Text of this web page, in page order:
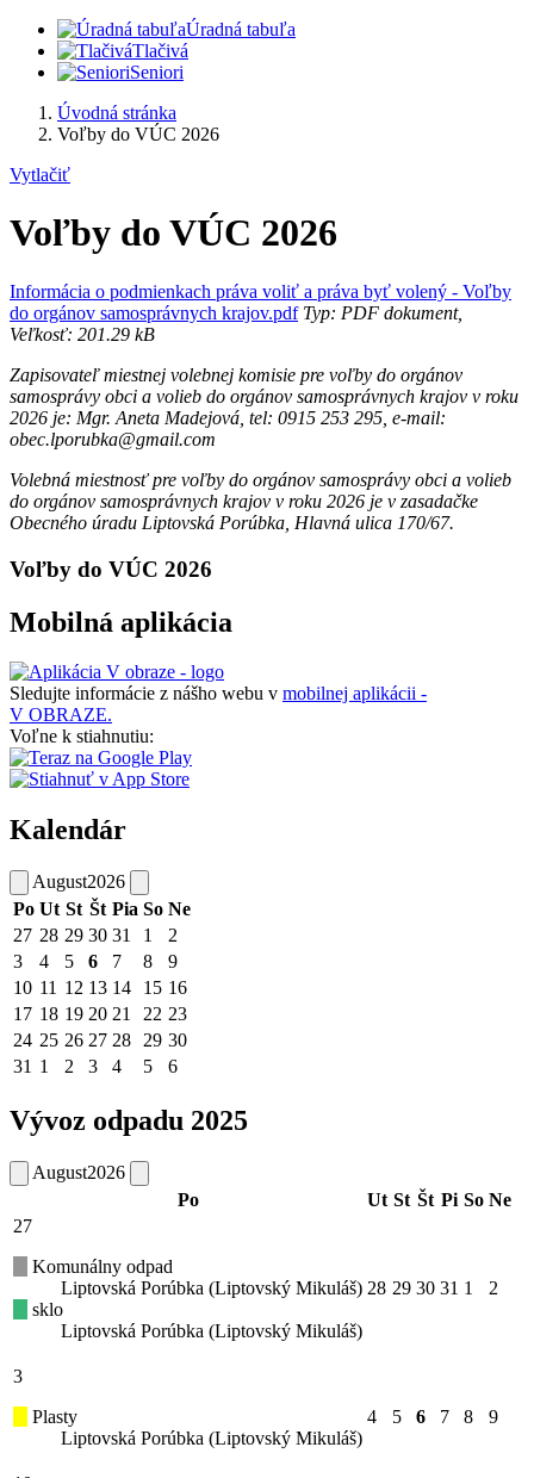
Úradná tabuľa
Tlačivá
Seniori
Úvodná stránka
Voľby do VÚC 2026
Vytlačiť
Voľby do VÚC 2026
Informácia o podmienkach práva voliť a práva byť volený - Voľby
do orgánov samosprávnych krajov.pdfTyp: PDF dokument,
Veľkosť: 201.29 kB
Zapisovateľ miestnej volebnej komisie pre voľby do orgánov
samosprávy obci a volieb do orgánov samosprávnych krajov v roku
2026 je: Mgr. Aneta Madejová, tel: 0915 253 295, e-mail:
obec.lporubka@gmail.com
Volebná miestnosť pre voľby do orgánov samosprávy obci a volieb
do orgánov samosprávnych krajov v roku 2026 je v zasadačke
Obecného úradu Liptovská Porúbka, Hlavná ulica 170/67.
Voľby do VÚC 2026
Mobilná aplikácia
Sledujte informácie z nášho webu v mobilnej aplikácii -
V OBRAZE.
Voľne k stiahnutiu:
Kalendár
August2026
Po Ut St Št Pia So Ne
27 28 29 30 31 1
2
3
4 5 6 7 8
9
10 11 12 13 14 15 16
17 18 19 20 21 22 23
24 25 26 27 28 29 30
31 1 2 3 4 5 6
Vývoz odpadu 2025
August2026
Po
Ut St Št Pi So Ne
27
Komunálny odpad
Liptovská Porúbka (Liptovský Mikuláš)
sklo
Liptovská Porúbka (Liptovský Mikuláš)
28 29 30 31 1 2
3
Plasty
Liptovská Porúbka (Liptovský Mikuláš)
4 5 6 7 8 9